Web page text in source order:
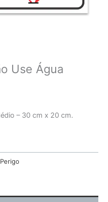
Use Água
– 30 cm x 20 cm.